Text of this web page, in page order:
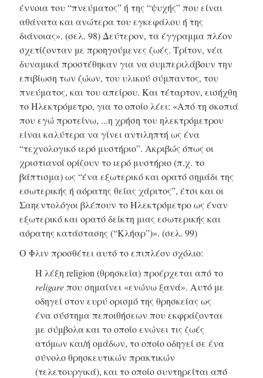
έννοια του “πνεύματος” ή της “ψυχής” που είναι
αθάνατα και ανώτερα του εγκεφάλου ή της
διάνοιας». (σελ. 98) Δεύτερον, τα έγγραμμα πλέον
σχετίζονταν με προηγούμενες ζωές. Τρίτον, νέα
δυναμικά προστέθηκαν για να συμπεριλάβουν την
επιβίωση των ζώων, του υλικού σύμπαντος, του
πνεύματος, και του απείρου. Και τέταρτον, εισήχθη
το Ηλεκτρόμετρο, για το οποίο λέει: «Από τη σκοπιά
που εγώ προτείνω, ...η χρήση του ηλεκτρόμετρου
είναι καλύτερα να γίνει αντιληπτή ως ένα
“τεχνολογικό ιερό μυστήριο”. Ακριβώς όπως οι
χριστιανοί ορίζουν το ιερό μυστήριο (π.χ. το
βάπτισμα) ως “ένα εξωτερικό και ορατό σημάδι της
εσωτερικής ή αόρατης θείας χάριτος”, έτσι και οι
Σαηεντολόγοι βλέπουν το Ηλεκτρόμετρο ως έναν
εξωτερικό και ορατό δείκτη μιας εσωτερικής και
αόρατης κατάστασης (“Κλήαρ”)». (σελ. 99)
Ο Φλιν προσθέτει αυτό το επιπλέον σχόλιο:
Η λέξη religion (θρησκεία) προέρχεται από το
religareπου σημαίνει «ενώνω ξανά». Αυτό με
οδηγεί στον ευρύ ορισμό της θρησκείας ως
ένα σύστημα πεποιθήσεων που εκφράζονται
με σύμβολα και το οποίο ενώνει τις ζωές
ατόμων και/ή ομάδων, το οποίο οδηγεί σε ένα
σύνολο θρησκευτικών πρακτικών
(τελετουργικά), και το οποίο συντηρείται από